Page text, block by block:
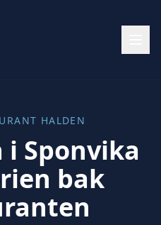
HALDEN
i Sponvika
bak